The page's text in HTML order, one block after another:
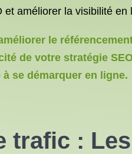
améliorer la visibilité
le
de votre stratégie
se démarquer en ligne.
trafic :